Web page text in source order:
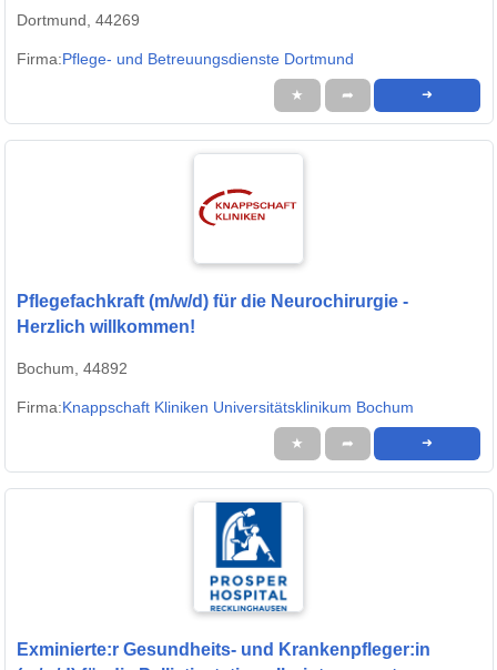
Dortmund, 44269
Firma:Pflege- und Betreuungsdienste Dortmund
★ ➦ ➜
Pflegefachkraft (m/w/d) für die Neurochirurgie -
Herzlich willkommen!
Bochum, 44892
Firma:Knappschaft Kliniken Universitätsklinikum Bochum
★ ➦ ➜
Exminierte:r Gesundheits- und Krankenpfleger:in